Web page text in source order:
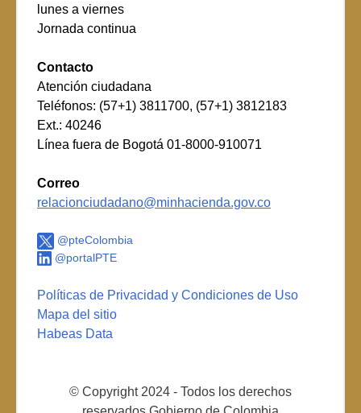
lunes a viernes
Jornada continua
Contacto
Atención ciudadana
Teléfonos: (57+1) 3811700, (57+1) 3812183
Ext.: 40246
Línea fuera de Bogotá 01-8000-910071
Correo
relacionciudadano@minhacienda.gov.co
@pteColombia
@portalPTE
Políticas de Privacidad y Condiciones de Uso
Mapa del sitio
Habeas Data
© Copyright 2024 - Todos los derechos